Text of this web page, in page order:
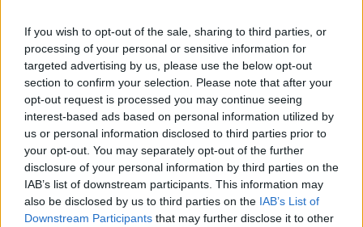
If you wish to opt-out of the sale, sharing to third parties, or
processing of your personal or sensitive information for
targeted advertising by us, please use the below opt-out
section to confirm your selection. Please note that after your
opt-out request is processed you may continue seeing
interest-based ads based on personal information utilized by
us or personal information disclosed to third parties prior to
your opt-out. You may separately opt-out of the further
disclosure of your personal information by third parties on the
IAB’s list of downstream participants. This information may
also be disclosed by us to third parties on the IAB’s List of
Downstream Participants that may further disclose it to other
gratislån av kameror &
objektiv i Sverige
Sony FE 100-400mm F5,6-8
OSS – lätt telezoom för
fågel, sport & natur
F3 Foto – Sveriges nya